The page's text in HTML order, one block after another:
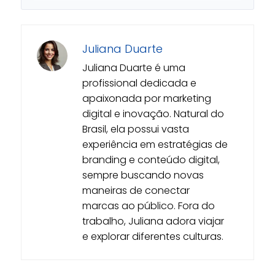
Juliana Duarte
Juliana Duarte é uma
profissional dedicada e
apaixonada por marketing
digital e inovação. Natural do
Brasil, ela possui vasta
experiência em estratégias de
branding e conteúdo digital,
sempre buscando novas
maneiras de conectar
marcas ao público. Fora do
trabalho, Juliana adora viajar
e explorar diferentes culturas.